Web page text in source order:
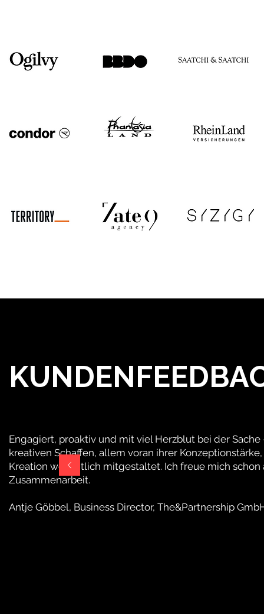
Engagiert, proaktiv und mit viel Herzblut bei der Sache
kreativen Schaffen, allem voran ihrer
Kreation wesentlich mitgestaltet. Ich freue mich schon
Zusammenarbeit.
Antje Göbbel, Business Director, The&Partnership